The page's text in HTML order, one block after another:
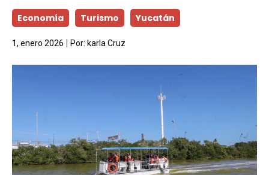
Economía Turismo Yucatán
1, enero 2026 Por: karla Cruz